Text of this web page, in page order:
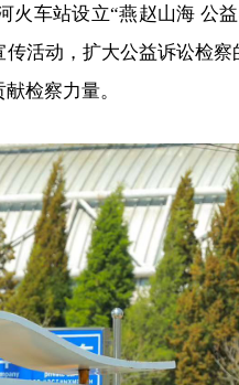
车站设立“燕赵山海 公
活动，扩大公益诉讼检
检察力量。